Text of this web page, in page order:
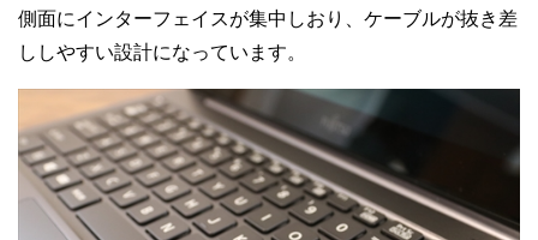
側面にインターフェイスが集中しおり、ケーブルが抜き差
ししやすい設計になっています。